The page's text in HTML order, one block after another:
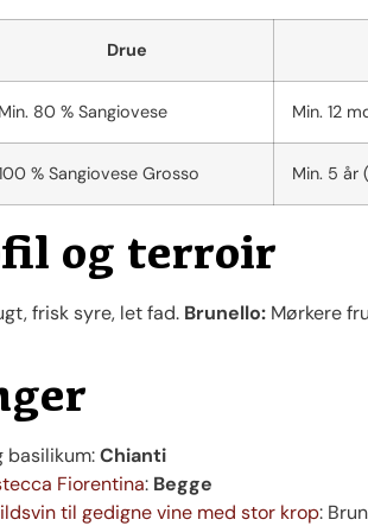
Drue
Min. 80 % Sangiovese Min. 12
% Sangiovese Grosso Min. 5 år
og terroir
frisk syre, let fad. Brunello: Mørkere
basilikum:Chianti
Fiorentina: Begge
til gedigne vine med stor krop: